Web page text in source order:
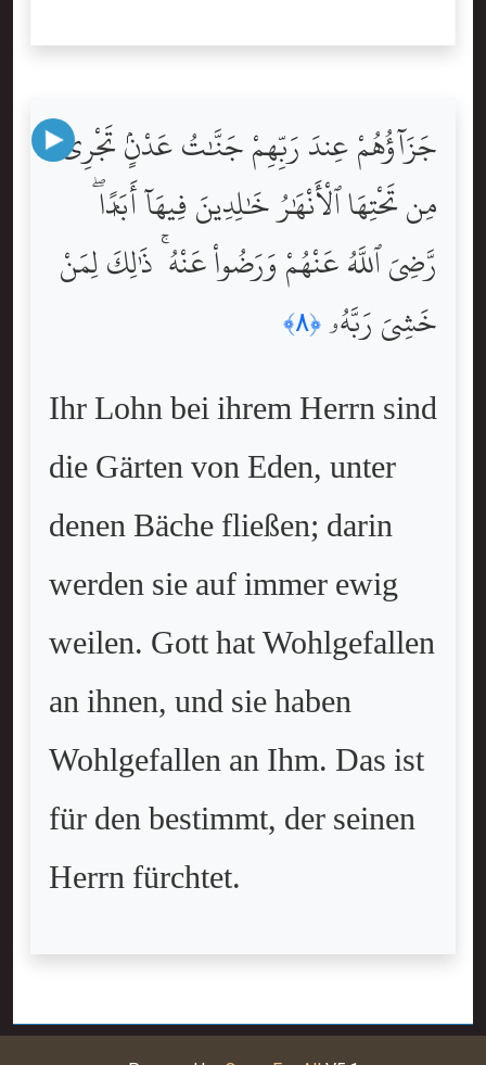
جَزَآؤُهُمْ عِندَ رَبِّهِمْ جَنَّٰتُ عَدْنٍۢ تَجْرِى
مِن تَحْتِهَا ٱلْأَنْهَٰرُ خَٰلِدِينَ فِيهَآ أَبَدًۭا ۖ
رَّضِىَ ٱللَّهُ عَنْهُمْ وَرَضُواْ عَنْهُ ۚ ذَٰلِكَ لِمَنْ
خَشِىَ رَبَّهُۥ ﴿٨﴾
Ihr Lohn bei ihrem Herrn sind
die Gärten von Eden, unter
denen Bäche fließen; darin
werden sie auf immer ewig
weilen. Gott hat Wohlgefallen
an ihnen, und sie haben
Wohlgefallen an Ihm. Das ist
für den bestimmt, der seinen
Herrn fürchtet.